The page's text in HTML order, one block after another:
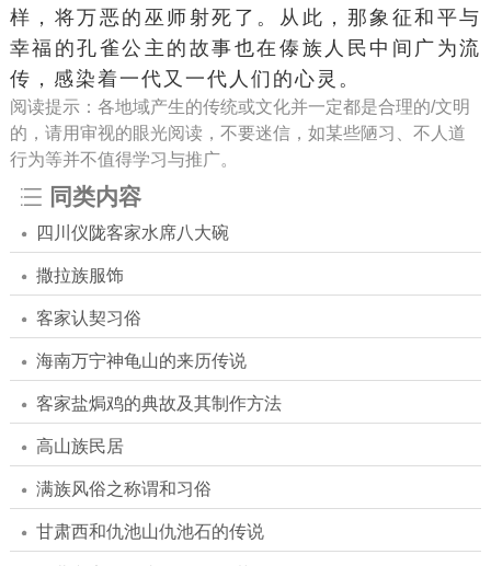
样，将万恶的巫师射死了。从此，那象征和平与
幸福的孔雀公主的故事也在 傣族 人民中间广为流
传，感染着一代又一代人们的心灵。
阅读提示：各地域产生的传统或文化并一定都是合理的/文明
的，请用审视的眼光阅读，不要迷信，如某些陋习、不人道
行为等并不值得学习与推广。
同类内容
四川仪陇客家水席八大碗
撒拉族服饰
客家认契习俗
海南万宁神龟山的来历传说
客家盐焗鸡的典故及其制作方法
高山族民居
满族风俗之称谓和习俗
甘肃西和仇池山仇池石的传说